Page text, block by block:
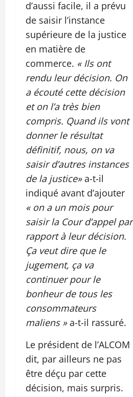
d’aussi facile, il a prévu
de saisir l’instance
supérieure de la justice
en matière de
commerce. « Ils ont
rendu leur décision. On
a écouté cette décision
et on l’a très bien
compris. Quand ils vont
donner le résultat
définitif, nous, on va
saisir d’autres instances
de la justice»a-t-il
indiqué avant d’ajouter
« on a un mois pour
saisir la Cour d’appel par
rapport à leur décision.
Ça veut dire que le
jugement, ça va
continuer pour le
bonheur de tous les
consommateurs
maliens »a-t-il rassuré.
Le président de l’ALCOM
dit, par ailleurs ne pas
être déçu par cette
décision, mais surpris.